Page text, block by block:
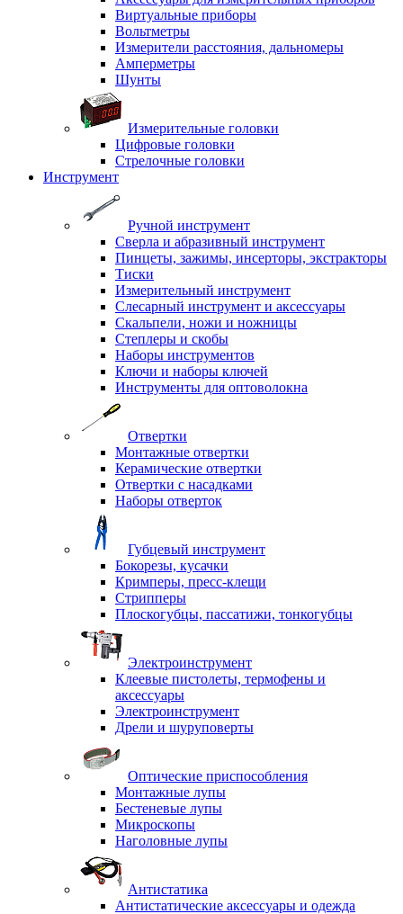
Виртуальные приборы
Вольтметры
Измерители расстояния, дальномеры
Амперметры
Шунты
Измерительные головки
Цифровые головки
Стрелочные головки
Инструмент
Ручной инструмент
Сверла и абразивный инструмент
Пинцеты, зажимы, инсерторы, экстракторы
Тиски
Измерительный инструмент
Слесарный инструмент и аксессуары
Скальпели, ножи и ножницы
Степлеры и скобы
Наборы инструментов
Ключи и наборы ключей
Инструменты для оптоволокна
Отвертки
Монтажные отвертки
Керамические отвертки
Отвертки с насадками
Наборы отверток
Губцевый инструмент
Бокорезы, кусачки
Кримперы, пресс-клещи
Стрипперы
Плоскогубцы, пассатижи, тонкогубцы
Электроинструмент
Клеевые пистолеты, термофены и
аксессуары
Электроинструмент
Дрели и шуруповерты
Оптические приспособления
Монтажные лупы
Бестеневые лупы
Микроскопы
Наголовные лупы
Антистатика
Антистатические аксессуары и одежда